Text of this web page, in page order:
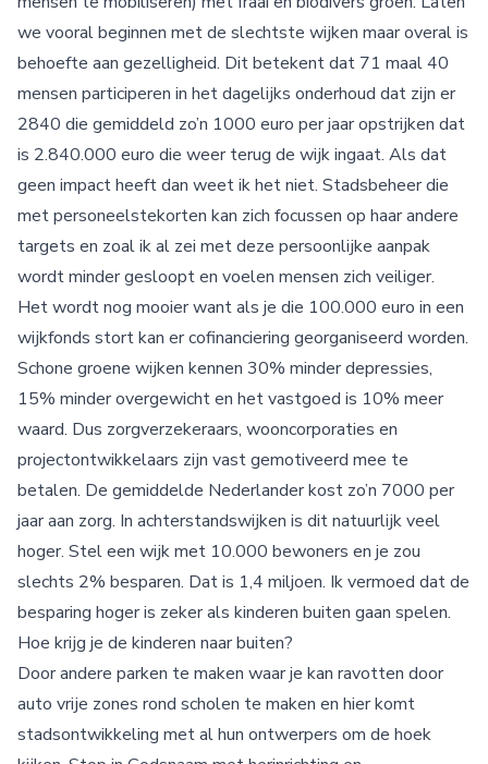
we vooral beginnen met de slechtste wijken maar overal is
behoefte aan gezelligheid. Dit betekent dat 71 maal 40
mensen participeren in het dagelijks onderhoud dat zijn er
2840 die gemiddeld zo’n 1000 euro per jaar opstrijken dat
is 2.840.000 euro die weer terug de wijk ingaat. Als dat
geen impact heeft dan weet ik het niet. Stadsbeheer die
met personeelstekorten kan zich focussen op haar andere
targets en zoal ik al zei met deze persoonlijke aanpak
wordt minder gesloopt en voelen mensen zich veiliger.
Het wordt nog mooier want als je die 100.000 euro in een
wijkfonds stort kan er cofinanciering georganiseerd worden.
Schone groene wijken kennen 30% minder depressies,
15% minder overgewicht en het vastgoed is 10% meer
waard. Dus zorgverzekeraars, wooncorporaties en
projectontwikkelaars zijn vast gemotiveerd mee te
betalen. De gemiddelde Nederlander kost zo’n 7000 per
jaar aan zorg. In achterstandswijken is dit natuurlijk veel
hoger. Stel een wijk met 10.000 bewoners en je zou
slechts 2% besparen. Dat is 1,4 miljoen. Ik vermoed dat de
besparing hoger is zeker als kinderen buiten gaan spelen.
Hoe krijg je de kinderen naar buiten?
Door andere parken te maken waar je kan ravotten door
auto vrije zones rond scholen te maken en hier komt
stadsontwikkeling met al hun ontwerpers om de hoek